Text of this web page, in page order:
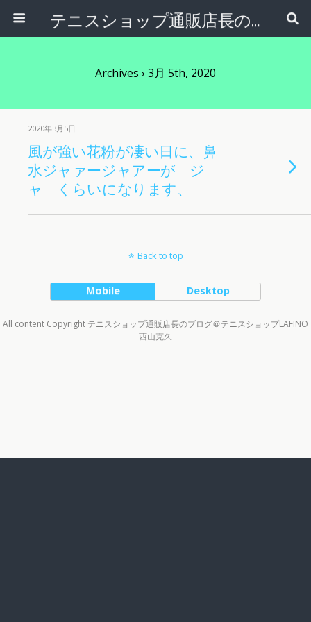
テニスショップ通販店長のブログ＠テニスショップLAFINO 西山克久
Archives › 3月 5th, 2020
2020年3月5日
風が強い花粉が凄い日に、鼻
水ジャァージャアーが ジ
ャ くらいになります、
Back to top
Mobile Desktop
All content Copyright テニスショップ通販店長のブログ＠テニスショップLAFINO
西山克久